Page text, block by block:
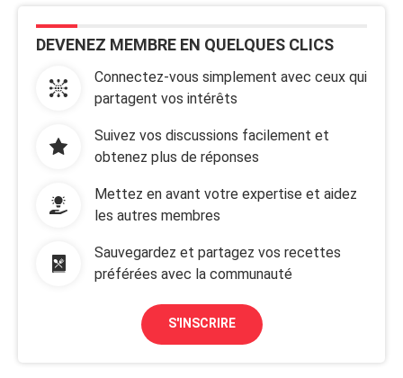
DEVENEZ MEMBRE EN QUELQUES CLICS
Connectez-vous simplement avec ceux qui
partagent vos intérêts
Suivez vos discussions facilement et
obtenez plus de réponses
Mettez en avant votre expertise et aidez
les autres membres
Sauvegardez et partagez vos recettes
préférées avec la communauté
S'INSCRIRE